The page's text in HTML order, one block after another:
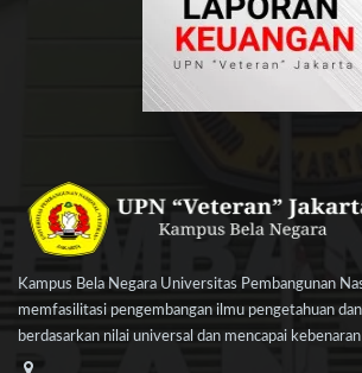
Kampus Bela Negara Universitas Pembangunan
memfasilitasi pengembangan ilmu pengetahuan
berdasarkan nilai universal dan mencapai